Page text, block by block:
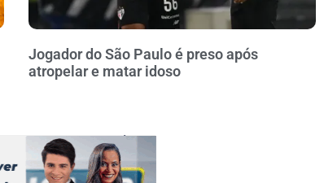
Jogador do São Paulo é preso após
atropelar e matar idoso